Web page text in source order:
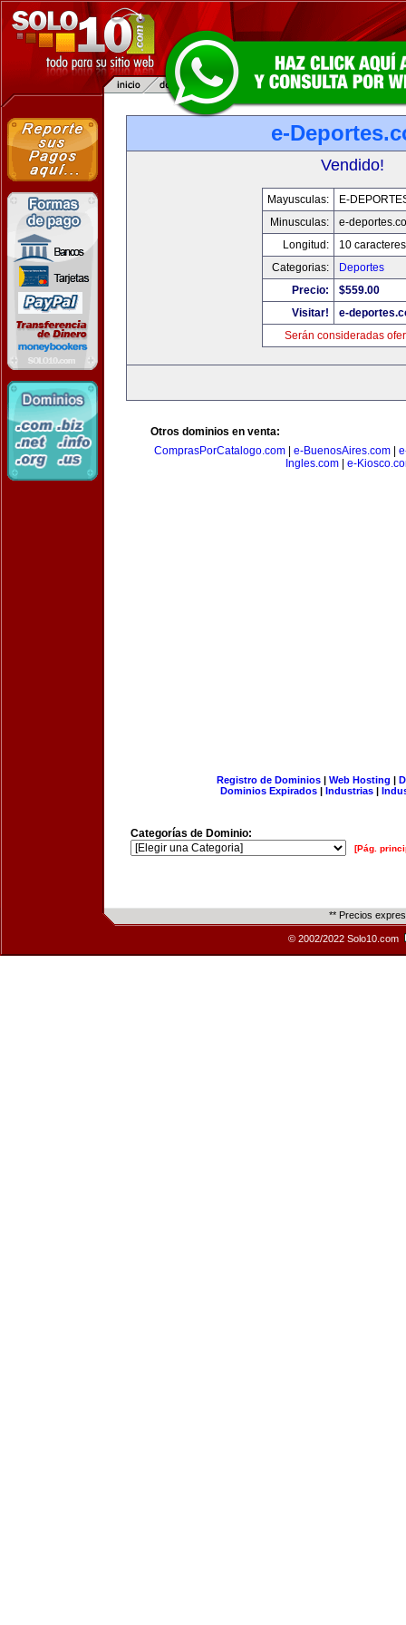
e-
Vendido!
Mayusculas:
E-
Minusculas:
e-
Longitud:
10 caracteres
Categorias:
Deportes
Precio:
$559.00
Visitar!
e-
Serán consideradas
Otros dominios en venta:
ComprasPorCatalogo.com| e-BuenosAires.com|
Ingles.com
e-
Registro de Dominios| Web Hosting |
Dominios Expirados | Industrias |
Categorías de Dominio:
[Pág.
** Precios
© 2002/2022 Solo10.com